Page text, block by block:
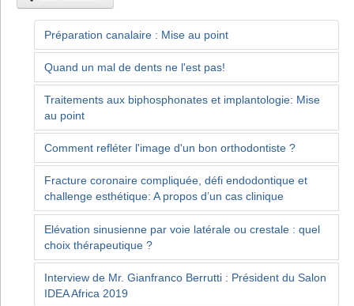
Préparation canalaire : Mise au point
Quand un mal de dents ne l'est pas!
Traitements aux biphosphonates et implantologie: Mise
au point
Comment refléter l'image d'un bon orthodontiste ?
Fracture coronaire compliquée, défi endodontique et
challenge esthétique: A propos d’un cas clinique
Elévation sinusienne par voie latérale ou crestale : quel
choix thérapeutique ?
Interview de Mr. Gianfranco Berrutti : Président du Salon
IDEA Africa 2019